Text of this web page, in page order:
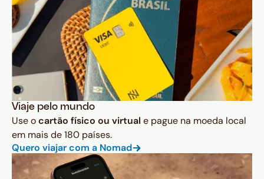
Viaje pelo mundo
Use ocartão físico ou virtual e pague na moeda local
em mais de 180 países.
Quero viajar com a Nomad